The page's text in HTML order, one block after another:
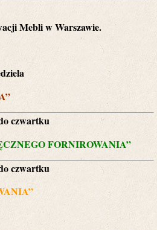
Mebli w Warszawie.
czwartku
FORNIROWANIA”
czwartku